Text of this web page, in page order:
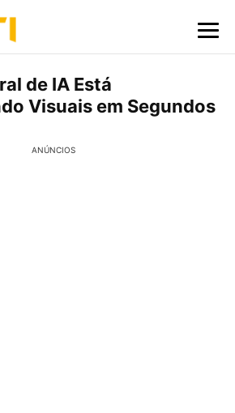
de IA Está
Visuais em Segundos
ANÚNCIOS